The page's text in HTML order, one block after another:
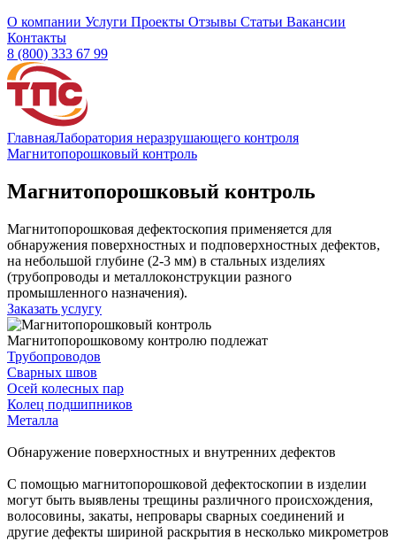
О компании Услуги Проекты Отзывы Статьи Вакансии
Контакты
8 (800) 333 67 99
ГлавнаяЛаборатория неразрушающего контроля
Магнитопорошковый контроль
Магнитопорошковый контроль
Магнитопорошковая дефектоскопия применяется для
обнаружения поверхностных и подповерхностных дефектов,
на небольшой глубине (2-3 мм) в стальных изделиях
(трубопроводы и металлоконструкции разного
промышленного назначения).
Заказать услугу
Магнитопорошковому контролю подлежат
Трубопроводов
Сварных швов
Осей колесных пар
Колец подшипников
Металла
Обнаружение поверхностных и внутренних дефектов
С помощью магнитопорошковой дефектоскопии в изделии
могут быть выявлены трещины различного происхождения,
волосовины, закаты, непровары сварных соединений и
другие дефекты шириной раскрытия в несколько микрометров